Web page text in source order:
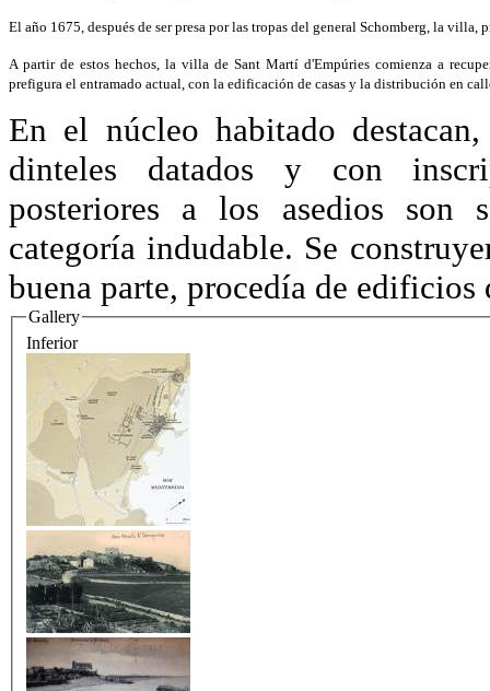
El año 1675, después de ser presa por las tropas del general Schomberg, la villa,
A partir de estos hechos, la villa de Sant Martí d'Empúries comienza a
prefigura el entramado actual, con la edificación de casas y la distribución en
En el núcleo habitado
dinteles datados y con
posteriores a los asedios son
categoría indudable. Se
buena parte, procedía de edificios
Gallery
Inferior